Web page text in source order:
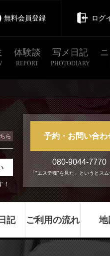
無料会員登録 ログ
体験談
REPORT
写メ日記
PHOTODIARY
！
ら 予約・お問い合わ
080-9044-7770
「"エステ魂"を見た」というとスム
記 ご利用の流れ 地